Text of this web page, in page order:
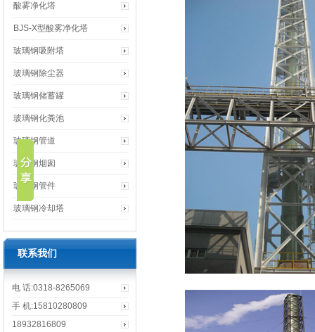
酸雾净化塔
BJS-X型酸雾净化塔
玻璃钢吸附塔
玻璃钢除尘器
玻璃钢储蓄罐
玻璃钢化粪池
玻璃钢管道
玻璃钢烟囱
玻璃钢管件
玻璃钢冷却塔
联系我们
电 话:0318-8265069
手 机:15810280809
18932816809